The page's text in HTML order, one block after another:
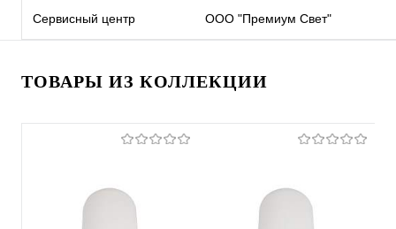
Сервисный центр ООО "Премиум Свет"
ТОВАРЫ ИЗ КОЛЛЕКЦИИ